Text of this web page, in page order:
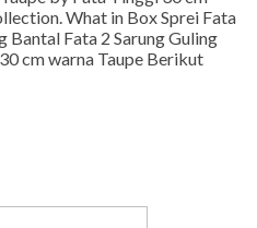
What in Box Sprei Fata
Bantal Fata 2 Sarung Guling
cm warna Taupe Berikut